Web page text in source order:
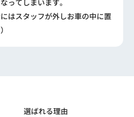
ってしまいます。
にはスタッフが外しお車の中に置
選ばれる理由